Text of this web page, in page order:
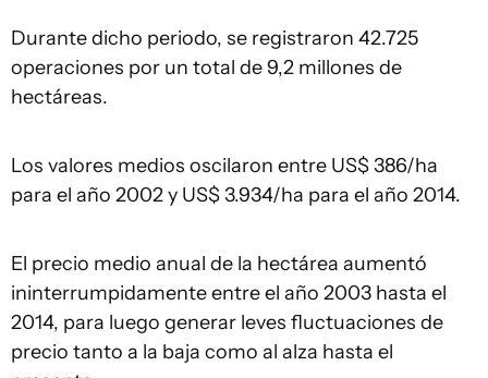
Durante dicho periodo, se registraron 42.725
operaciones por un total de 9,2 millones de
hectáreas.
Los valores medios oscilaron entre US$ 386/ha
para el año 2002 y US$ 3.934/ha para el año 2014.
El precio medio anual de la hectárea aumentó
ininterrumpidamente entre el año 2003 hasta el
2014, para luego generar leves fluctuaciones de
precio tanto a la baja como al alza hasta el